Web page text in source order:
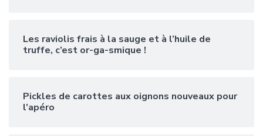
Les raviolis frais à la sauge et à l’huile de
truffe, c’est or-ga-smique !
Pickles de carottes aux oignons nouveaux pour
l’apéro